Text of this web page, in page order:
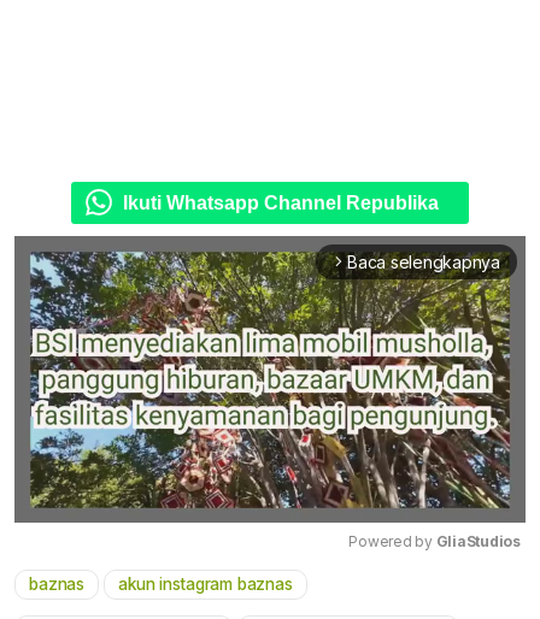
Ikuti Whatsapp Channel Republika
arrow_forward_ios Baca selengkapnya
Powered by GliaStudios
baznas akun instagram baznas